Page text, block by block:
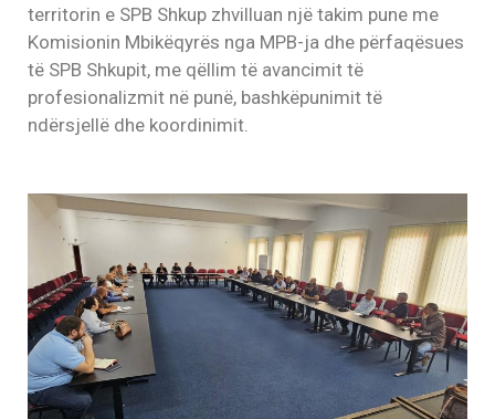
territorin e SPB Shkup zhvilluan një takim pune me
Komisionin Mbikëqyrës nga MPB-ja dhe përfaqësues
të SPB Shkupit, me qëllim të avancimit të
profesionalizmit në punë, bashkëpunimit të
ndërsjellë dhe koordinimit.